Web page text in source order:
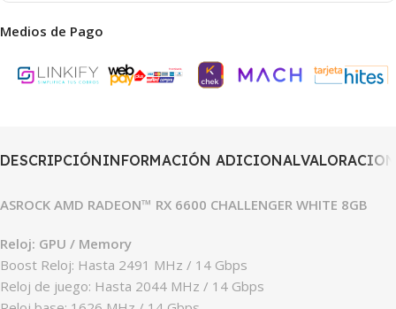
Medios de Pago
DESCRIPCIÓNINFORMACIÓN ADICIONAL
ASROCK AMD RADEON™ RX 6600 CHALLENGER WHITE 8GB
Reloj: GPU / Memory
Boost Reloj: Hasta 2491 MHz / 14 Gbps
Reloj de juego: Hasta 2044 MHz / 14 Gbps